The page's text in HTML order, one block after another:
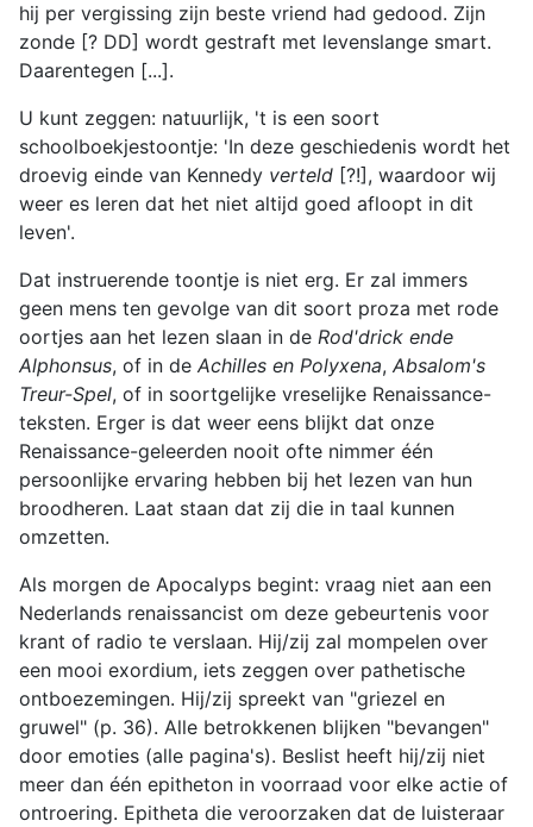
hij per vergissing zijn beste vriend had gedood. Zijn
zonde [? DD] wordt gestraft met levenslange smart.
Daarentegen [...].
U kunt zeggen: natuurlijk, 't is een soort
schoolboekjestoontje: 'In deze geschiedenis wordt het
droevig einde van Kennedy verteld [?!], waardoor wij
weer es leren dat het niet altijd goed afloopt in dit
leven'.
Dat instruerende toontje is niet erg. Er zal immers
geen mens ten gevolge van dit soort proza met rode
oortjes aan het lezen slaan in de Rod'drick ende
Alphonsus, of in de Achilles en Polyxena, Absalom's
Treur-Spel, of in soortgelijke vreselijke Renaissance-
teksten. Erger is dat weer eens blijkt dat onze
Renaissance-geleerden nooit ofte nimmer één
persoonlijke ervaring hebben bij het lezen van hun
broodheren. Laat staan dat zij die in taal kunnen
omzetten.
Als morgen de Apocalyps begint: vraag niet aan een
Nederlands renaissancist om deze gebeurtenis voor
krant of radio te verslaan. Hij/zij zal mompelen over
een mooi exordium, iets zeggen over pathetische
ontboezemingen. Hij/zij spreekt van "griezel en
gruwel" (p. 36). Alle betrokkenen blijken "bevangen"
door emoties (alle pagina's). Beslist heeft hij/zij niet
meer dan één epitheton in voorraad voor elke actie of
ontroering. Epitheta die veroorzaken dat de luisteraar